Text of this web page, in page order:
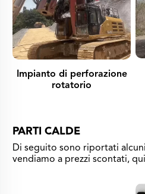
Impianto di perforazione
rotatorio
PARTI CALDE
Di seguito sono riportati
vendiamo a prezzi scontati,